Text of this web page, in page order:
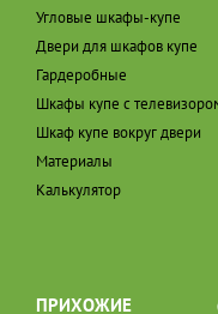
Угловые шкафы-купе
Двери для шкафов купе
Гардеробные
Шкафы купе с
Шкаф купе вокруг двери
Материалы
Калькулятор
ПРИХОЖИЕ